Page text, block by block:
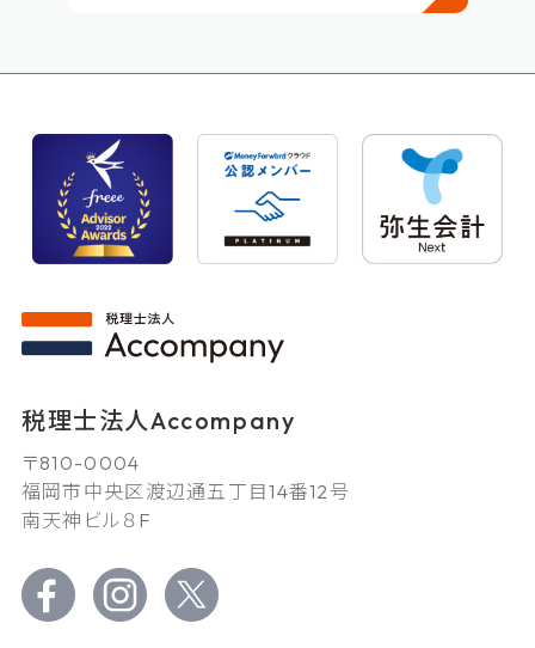
税理士法人Accompany
〒810-0004
福岡市中央区渡辺通五丁目14番12号
南天神ビル８F